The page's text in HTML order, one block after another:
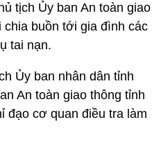
tịch Ủy ban An toàn giao
buồn tới gia đình các
tai nạn.
Ủy ban nhân dân tỉnh
An toàn giao thông tỉnh
đạo cơ quan điều tra làm